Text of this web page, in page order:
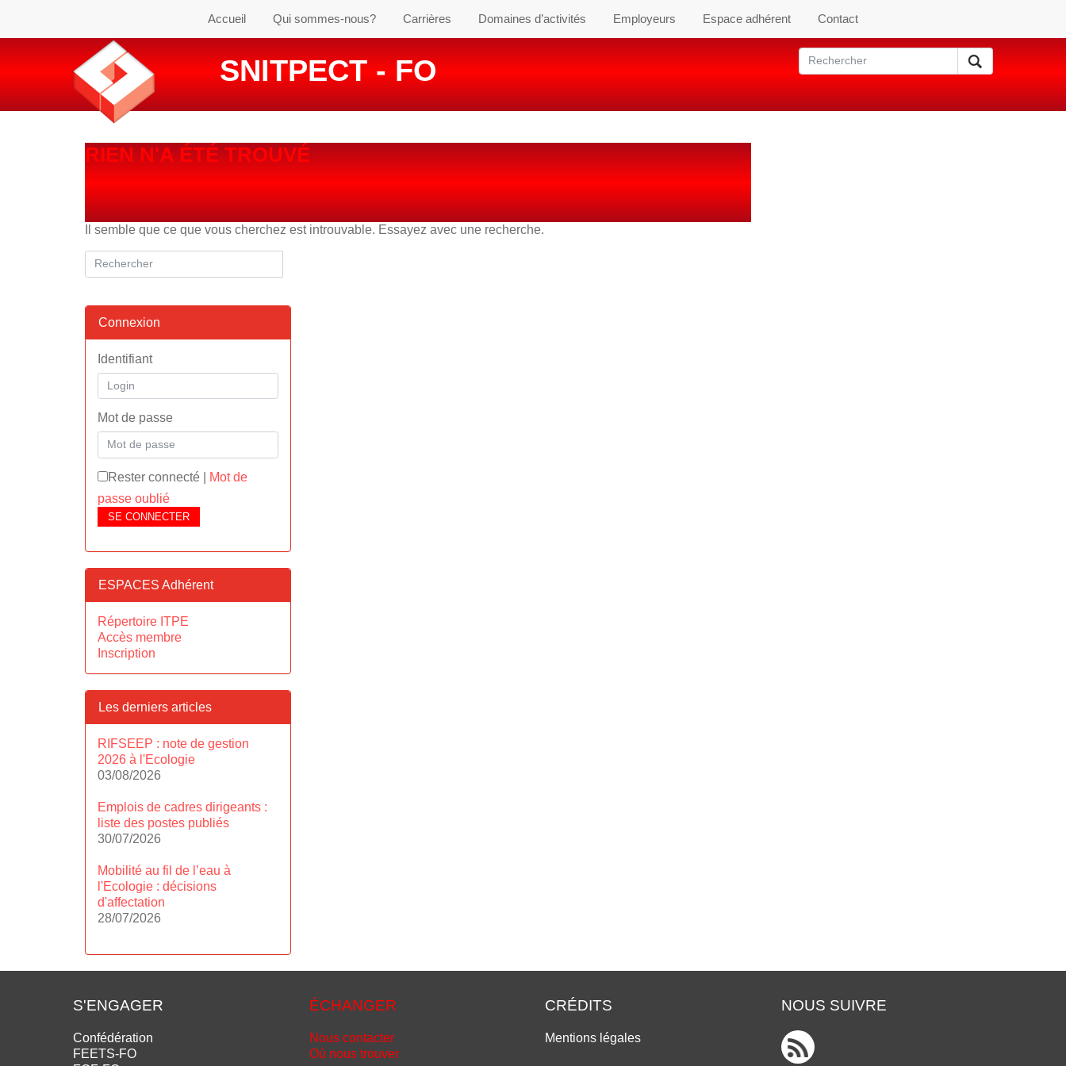
Accueil Qui sommes-nous? Carrières Domaines d’activités Employeurs Espace adhérent Contact
SNITPECT - FO
RIEN N'A ÉTÉ TROUVÉ
Il semble que ce que vous cherchez est introuvable. Essayez avec une recherche.
Connexion
Identifiant
Mot de passe
Rester connecté
Mot de
passe oublié
SE CONNECTER
ESPACES Adhérent
Répertoire ITPE
Accès membre
Inscription
Les derniers articles
RIFSEEP : note de gestion
2026 à l'Ecologie
03/08/2026
Emplois de cadres dirigeants :
liste des postes publiés
30/07/2026
Mobilité au fil de l’eau à
l'Ecologie : décisions
d'affectation
28/07/2026
S'ENGAGER
Confédération
FEETS-FO
ÉCHANGER
Nous contacter
Où nous trouver
CRÉDITS
Mentions légales
NOUS SUIVRE